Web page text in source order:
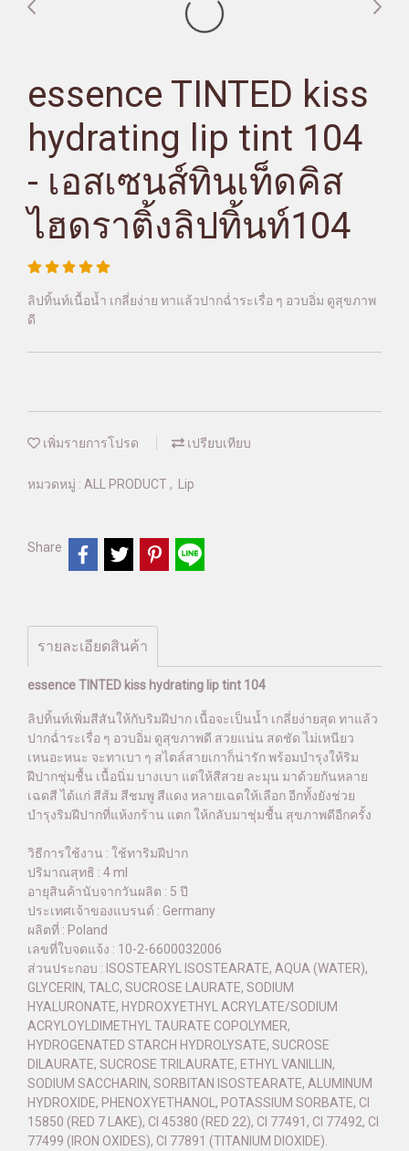
essence TINTED kiss
hydrating lip tint 104
- เอสเซนส์ทินเท็ดคิส
ไฮดราติ้งลิปทิ้นท์104
ลิปทิ้นท์เนื้อน้ำ เกลี่ยง่าย ทาแล้วปากฉ่ำระเรื่อ ๆ อวบอิ่ม ดูสุขภาพ
ดี
เพิ่มรายการโปรด เปรียบเทียบ
หมวดหมู่ : ALL PRODUCT , Lip
Share
รายละเอียดสินค้า
essence TINTED kiss hydrating lip tint 104
ลิปทิ้นท์เพิ่มสีสันให้กับริมฝีปาก เนื้อจะเป็นน้ำ เกลี่ยง่ายสุด ทาแล้ว
ปากฉ่ำระเรื่อ ๆ อวบอิ่ม ดูสุขภาพดี สวยแน่น สดชัด ไม่เหนียว
เหนอะหนะ จะทาเบา ๆ สไตล์สายเกาก็น่ารัก พร้อมบำรุงให้ริม
ฝีปากชุ่มชื้น เนื้อนิ่ม บางเบา แต่ให้สีสวย ละมุน มาด้วยกันหลาย
เฉดสี ได้แก่ สีส้ม สีชมพู สีแดง หลายเฉดให้เลือก อีกทั้งยังช่วย
บำรุงริมฝีปากที่แห้งกร้าน แตก ให้กลับมาชุ่มชื้น สุขภาพดีอีกครั้ง
วิธีการใช้งาน : ใช้ทาริมฝีปาก
ปริมาณสุทธิ : 4 ml
อายุสินค้านับจากวันผลิต : 5 ปี
ประเทศเจ้าของแบรนด์ : Germany
ผลิตที่ : Poland
เลขที่ใบจดแจ้ง : 10-2-6600032006
ส่วนประกอบ : ISOSTEARYL ISOSTEARATE, AQUA (WATER),
GLYCERIN, TALC, SUCROSE LAURATE, SODIUM
HYALURONATE, HYDROXYETHYL ACRYLATE/SODIUM
ACRYLOYLDIMETHYL TAURATE COPOLYMER,
HYDROGENATED STARCH HYDROLYSATE, SUCROSE
DILAURATE, SUCROSE TRILAURATE, ETHYL VANILLIN,
SODIUM SACCHARIN, SORBITAN ISOSTEARATE, ALUMINUM
HYDROXIDE, PHENOXYETHANOL, POTASSIUM SORBATE, CI
15850 (RED 7 LAKE), CI 45380 (RED 22), CI 77491, CI 77492, CI
77499 (IRON OXIDES), CI 77891 (TITANIUM DIOXIDE).